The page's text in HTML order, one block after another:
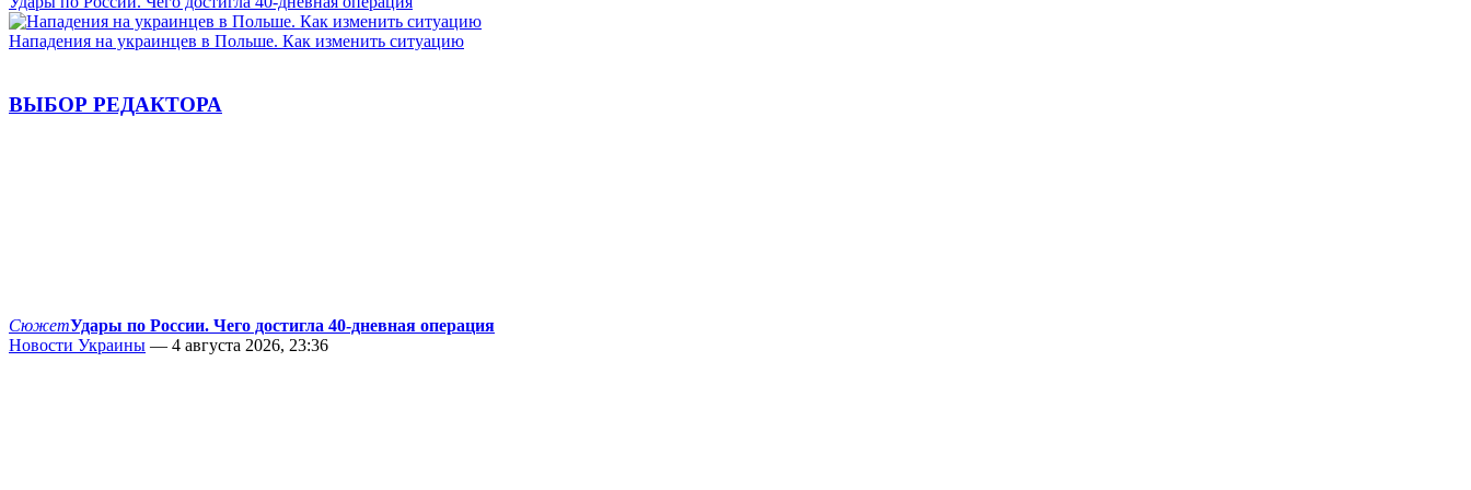
Нападения на украинцев в Польше. Как изменить ситуацию
ВЫБОР РЕДАКТОРА
СюжетУдары по России. Чего достигла 40-дневная операция
Новости Украины — 4 августа 2026, 23:36